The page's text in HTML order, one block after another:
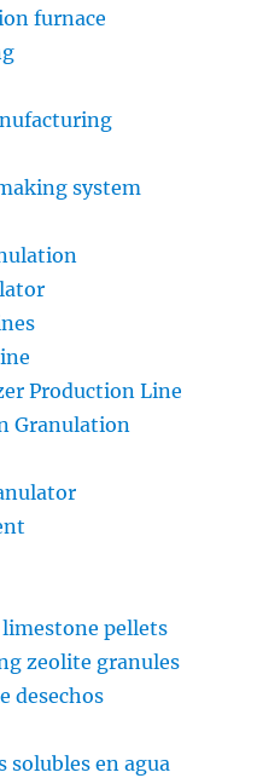
furnace
system
Production Line
Granulation
pellets
zeolite granules
desechos
solubles en agua